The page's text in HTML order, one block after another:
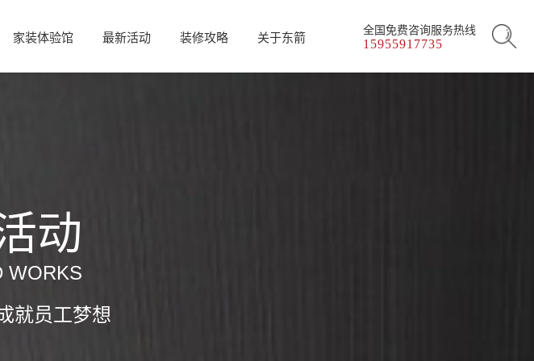
家装体验馆 最新活动 装修攻略 关于东箭
全国免费咨询服务热线
15955917735
动
WORKS
就员工梦想